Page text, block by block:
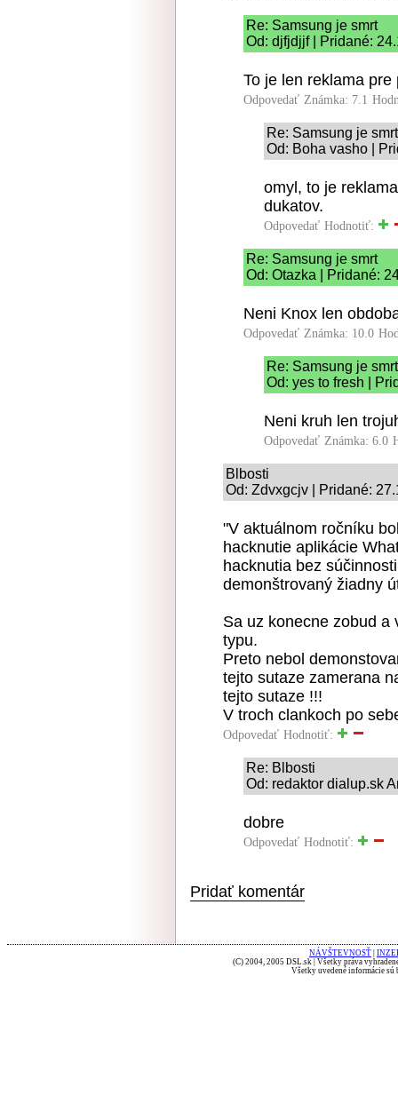
Re: Samsung je smrt
Od: djfjdjjf | Pridané:
To je len reklama pre
Odpovedať Známka: 7.1
Re: Samsung je smrt
Od: Boha vasho |
omyl, to je
dukatov.
Odpovedať Hodnotiť:
Re: Samsung je smrt
Od: Otazka | Pridané:
Neni Knox len
Odpovedať Známka: 10.0
Re: Samsung je smrt
Od: yes to fresh |
Neni kruh len
Odpovedať Známka: 6.0
Blbosti
Od: Zdvxgcjv | Pridané:
"V aktuálnom ročníku
hacknutie aplikácie
hacknutia bez
demonštrovaný žiadny
Sa uz konecne zobud a
typu.
Preto nebol
tejto sutaze zamerana
tejto sutaze !!!
V troch clankoch po
Odpovedať Hodnotiť:
Re: Blbosti
Od: redaktor dialup.sk
dobre
Odpovedať Hodnotiť:
Pridať komentár
NÁVŠTEVNOSŤ
(C) 2004, 2005 DSL.sk | Všetky práva
Všetky uvedené informácie sú